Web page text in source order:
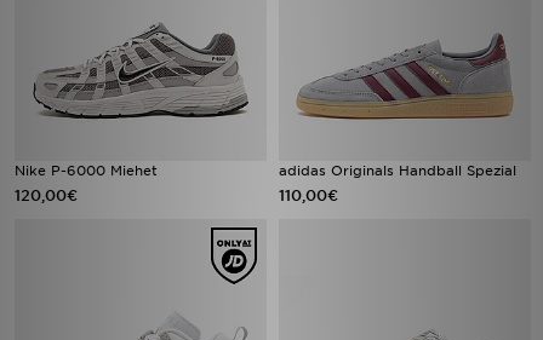
Nike P-6000 Miehet
120,00€
adidas Originals Handball Spezial
110,00€